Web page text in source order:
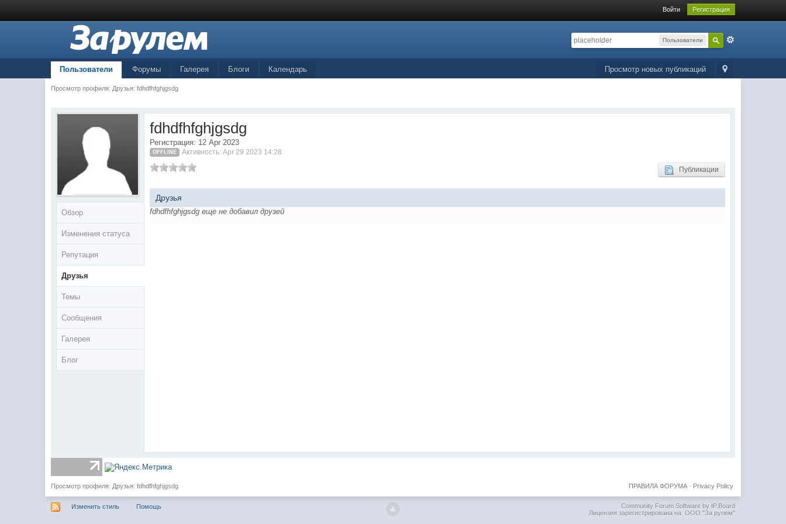
Войти Регистрация
Пользователи
Просмотр новых публикаций
Пользователи Форумы Галерея Блоги Календарь
Просмотр профиля: Друзья: fdhdfhfghjgsdg
Обзор
Изменения статуса
Репутация
Друзья
Темы
Сообщения
Галерея
Блог
fdhdfhfghjgsdg
Регистрация: 12 Apr 2023
OFFLINE Активность: Apr 29 2023 14:28
Публикации
Друзья
fdhdfhfghjgsdg еще не добавил друзей
Просмотр профиля: Друзья: fdhdfhfghjgsdg Privacy Policy
ПРАВИЛА ФОРУМА·
Изменить стиль Помощь
Community Forum Software by IP.Board
Лицензия зарегистрирована на: ООО "За рулем"